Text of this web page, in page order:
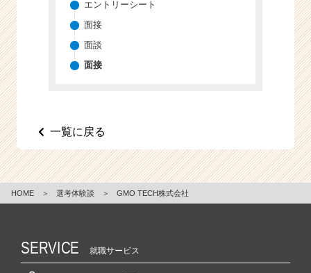
チ
r
r
エントリーシート
面接
面談
面接
一覧に戻る
HOME ＞ 選考体験談 ＞ GMO TECH株式会社
SERVICE 就職サービス